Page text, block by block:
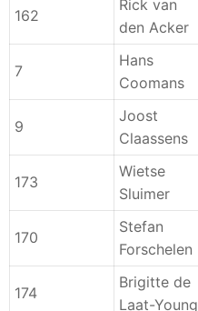
162
Rick van
den Acker
7
Hans
Coomans
9
Joost
Claassens
173
Wietse
Sluimer
170
Stefan
Forschelen
174
Brigitte de
Laat-Young